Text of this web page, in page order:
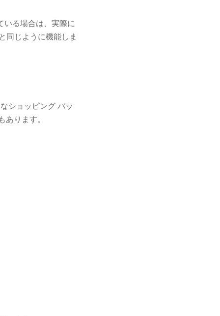
いる場合は、実際に
同じように機能しま
ショッピング バッ
あります。